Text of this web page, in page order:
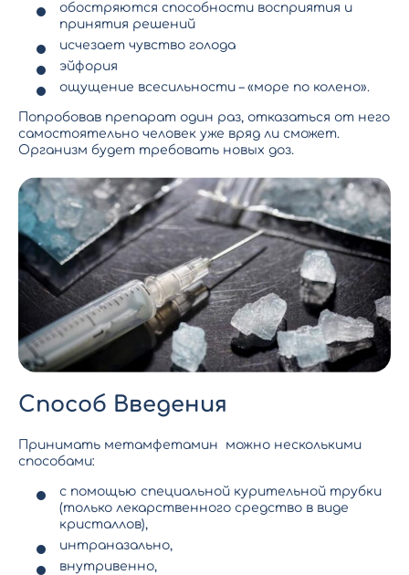
обостряются способности восприятия и
принятия решений
исчезает чувство голода
эйфория
ощущение всесильности – «море по колено».
Попробовав препарат один раз, отказаться от него
самостоятельно человек уже вряд ли сможет.
Организм будет требовать новых доз.
Способ Введения
Принимать метамфетамин можно несколькими
способами:
с помощью специальной курительной трубки
(только лекарственного средство в виде
кристаллов),
интраназально,
внутривенно,